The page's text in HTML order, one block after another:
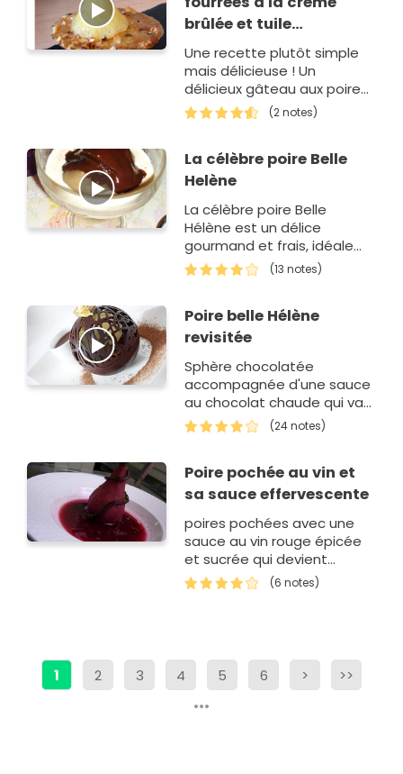
brûlée et tuile
craquante à la noisette
Une recette plutôt simple
mais délicieuse ! Un
délicieux gâteau aux poires
légèrement
caramélisé.Cette recette
concours Envie de poires.
(2 notes)
La célèbre poire Belle
Helène
La célèbre poire Belle
Hélène est un délice
gourmand et frais, idéale
pour un dessert léger....
(13 notes)
Poire belle Hélène
revisitée
Sphère chocolatée
accompagnée d'une sauce
au chocolat chaude qui va
laisser apparaître un coeur
de poires pochées aux
crème glacée à la va…
(24 notes)
Poire pochée au vin et
sa sauce effervescente
poires pochées avec une
sauce au vin rouge épicée
et sucrée qui devient
effervescente au dernier
moment et reste petillante
(6 notes)
1 2 3 4 5 6 > >>